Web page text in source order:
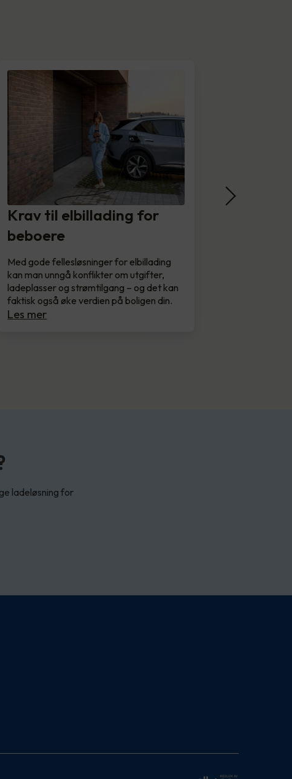
Krav til elbillading for
beboere
Med gode fellesløsninger for elbillading
kan man unngå konflikter om utgifter,
ladeplasser og strømtilgang – og det kan
faktisk også øke verdien på boligen din.
Les mer
ladeløsning for